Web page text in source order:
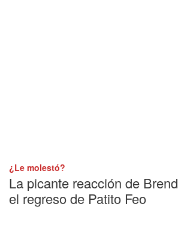
¿Le molestó?
La picante reacción de
el regreso de Patito Feo